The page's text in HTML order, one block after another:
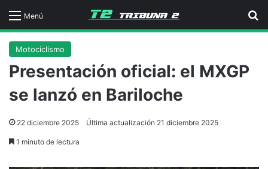
Menú
Motociclismo
Presentación oficial: el MXGP
se lanzó en Bariloche
22 diciembre 2025 Última actualización 21 diciembre 2025
1 minuto de lectura